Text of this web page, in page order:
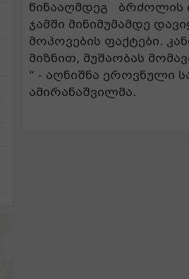
წინააღმდეგ ბრძოლის
ჯამში მინიმუმამდე
მოპოვების ფაქტები.
მიზნით, მუშაობას
“ - აღნიშნა ეროვნული
ამირანაშვილმა.